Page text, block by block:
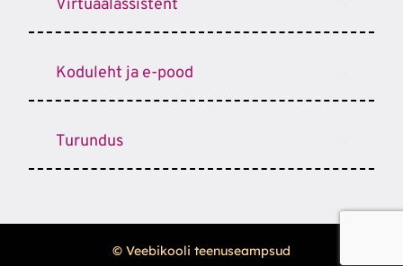
Virtuaalassistent
Koduleht ja e-pood
Turundus
© Veebikooli teenuseampsud